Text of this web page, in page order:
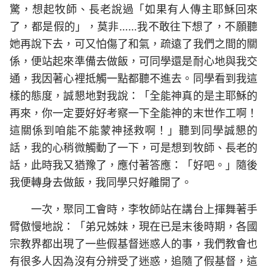
驚，想起牧師、長老說過「如果有人傳主耶穌回來
了，都是假的」，莫非……我不敢往下想了，不願聽
她再說下去，可又怕傷了和氣，疏遠了我們之間的關
係，便站起來準備去做飯，可同學還是耐心地與我交
通，我因著心裡抵觸一點都聽不進去。同學看到我這
樣的態度，誠懇地對我說：「全能神真的是主耶穌的
再來，你一定要好好考察一下全能神的末世作工啊！
這關係到咱能不能蒙神拯救啊！」聽到同學誠懇的
話，我的心稍微觸動了一下，可是想到牧師、長老的
話，此時我又猶豫了，應付著答應：「好吧。」隨後
我便轉身去做飯，我同學只好離開了。
一次，聚同工會時，李牧師站在講台上揮舞著手
臂傲慢地說：「弟兄姊妹，現在已是末後時期，各國
宗教界都出現了一些假基督迷惑人的事，我們教會也
有很多人因為沒有分辨受了迷惑，追隨了假基督，這